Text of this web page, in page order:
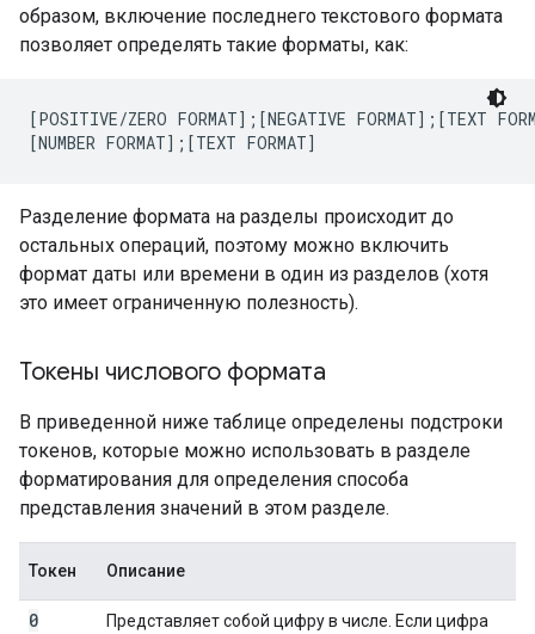
образом, включение последнего текстового формата
позволяет определять такие форматы, как:
[POSITIVE/ZERO FORMAT];[NEGATIVE FORMAT];[TEXT
[NUMBER FORMAT];[TEXT FORMAT]
Разделение формата на разделы происходит до
остальных операций, поэтому можно включить
формат даты или времени в один из разделов (хотя
это имеет ограниченную полезность).
Токены числового формата
В приведенной ниже таблице определены подстроки
токенов, которые можно использовать в разделе
форматирования для определения способа
представления значений в этом разделе.
Токен Описание
0
Представляет собой цифру в числе. Если цифра